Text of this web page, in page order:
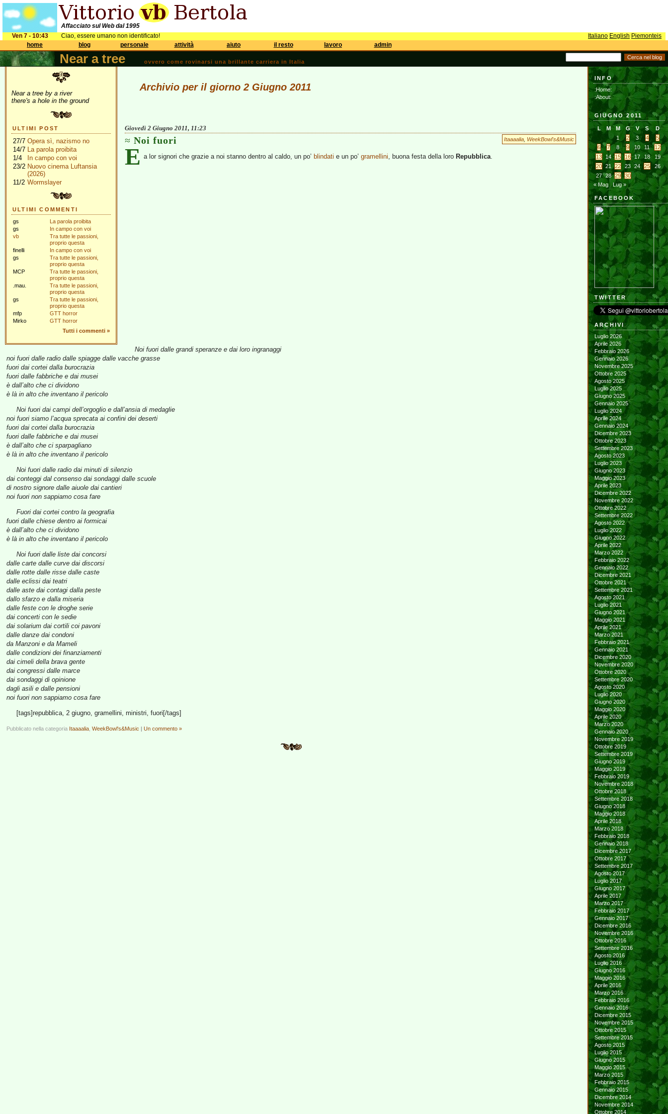
Affacciato sul Web dal 1995
Ven 7 - 10:43
Ciao, essere umano non identificato! Italiano English Piemonteis
home
blog personale attività aiuto il resto lavoro admin
Near a tree ovvero come rovinarsi una brillante carriera in Italia
Near a tree by a river
there's a hole in the ground
ULTIMI POST
27/7 Opera sì, nazismo no
14/7 La parola proibita
1/4
In campo con voi
23/2 Nuovo cinema Luftansia
(2026)
11/2 Wormslayer
ULTIMI COMMENTI
gs
La parola proibita
gs
In campo con voi
vb
Tra tutte le passioni,
proprio questa
finelli
In campo con voi
gs
Tra tutte le passioni,
proprio questa
MCP
Tra tutte le passioni,
proprio questa
.mau.
Tra tutte le passioni,
proprio questa
gs
Tra tutte le passioni,
proprio questa
mfp
GTT horror
Mirko
GTT horror
Tutti i commenti »
Archivio per il giorno 2 Giugno 2011
Giovedì 2 Giugno 2011, 11:23
Itaaaalia WeekBowl's&Music
Noi fuori
E a lor signori che grazie a noi stanno dentro al caldo, un po’ blindati e un po’ gramellini, buona festa della loro Repubblica.
Noi fuori dalle grandi speranze e dai loro ingranaggi
noi fuori dalle radio dalle spiagge dalle vacche grasse
fuori dai cortei dalla burocrazia
fuori dalle fabbriche e dai musei
è dall’alto che ci dividono
è là in alto che inventano il pericolo
Noi fuori dai campi dell’orgoglio e dall’ansia di medaglie
noi fuori siamo l’acqua sprecata ai confini dei deserti
fuori dai cortei dalla burocrazia
fuori dalle fabbriche e dai musei
è dall’alto che ci sparpagliano
è là in alto che inventano il pericolo
Noi fuori dalle radio dai minuti di silenzio
dai conteggi dal consenso dai sondaggi dalle scuole
di nostro signore dalle aiuole dai cantieri
noi fuori non sappiamo cosa fare
Fuori dai cortei contro la geografia
fuori dalle chiese dentro ai formicai
è dall’alto che ci dividono
è là in alto che inventano il pericolo
Noi fuori dalle liste dai concorsi
dalle carte dalle curve dai discorsi
dalle rotte dalle risse dalle caste
dalle eclissi dai teatri
dalle aste dai contagi dalla peste
dallo sfarzo e dalla miseria
dalle feste con le droghe serie
dai concerti con le sedie
dai solarium dai cortili coi pavoni
dalle danze dai condoni
da Manzoni e da Mameli
dalle condizioni dei finanziamenti
dai cimeli della brava gente
dai congressi dalle marce
dai sondaggi di opinione
dagli asili e dalle pensioni
noi fuori non sappiamo cosa fare
[tags]repubblica, 2 giugno, gramellini, ministri, fuori[/tags]
Pubblicato nella categoria Itaaaalia WeekBowl's&Music | Un commento »
INFO
:Home:
:About:
GIUGNO 2011
L M M G V S
D
1
2 3 4
5
6
7 8 9 10 11
12
13
14 15 16 17 18
19
20 21 22 23 24 25
26
27 28 29
30
« Mag
Lug »
FACEBOOK
TWITTER
ARCHIVI
Luglio 2026
Aprile 2026
Febbraio 2026
Gennaio 2026
Novembre 2025
Ottobre 2025
Agosto 2025
Luglio 2025
Giugno 2025
Gennaio 2025
Luglio 2024
Aprile 2024
Gennaio 2024
Dicembre 2023
Ottobre 2023
Settembre 2023
Agosto 2023
Luglio 2023
Giugno 2023
Maggio 2023
Aprile 2023
Dicembre 2022
Novembre 2022
Ottobre 2022
Settembre 2022
Agosto 2022
Luglio 2022
Giugno 2022
Aprile 2022
Marzo 2022
Febbraio 2022
Gennaio 2022
Dicembre 2021
Ottobre 2021
Settembre 2021
Agosto 2021
Luglio 2021
Giugno 2021
Maggio 2021
Aprile 2021
Marzo 2021
Febbraio 2021
Gennaio 2021
Dicembre 2020
Novembre 2020
Ottobre 2020
Settembre 2020
Agosto 2020
Luglio 2020
Giugno 2020
Maggio 2020
Aprile 2020
Marzo 2020
Gennaio 2020
Novembre 2019
Ottobre 2019
Settembre 2019
Giugno 2019
Maggio 2019
Febbraio 2019
Novembre 2018
Ottobre 2018
Settembre 2018
Giugno 2018
Maggio 2018
Aprile 2018
Marzo 2018
Febbraio 2018
Gennaio 2018
Dicembre 2017
Ottobre 2017
Settembre 2017
Agosto 2017
Luglio 2017
Giugno 2017
Aprile 2017
Marzo 2017
Febbraio 2017
Gennaio 2017
Dicembre 2016
Novembre 2016
Ottobre 2016
Settembre 2016
Agosto 2016
Luglio 2016
Giugno 2016
Maggio 2016
Aprile 2016
Marzo 2016
Febbraio 2016
Gennaio 2016
Dicembre 2015
Novembre 2015
Ottobre 2015
Settembre 2015
Agosto 2015
Luglio 2015
Giugno 2015
Maggio 2015
Marzo 2015
Febbraio 2015
Gennaio 2015
Dicembre 2014
Novembre 2014
Ottobre 2014